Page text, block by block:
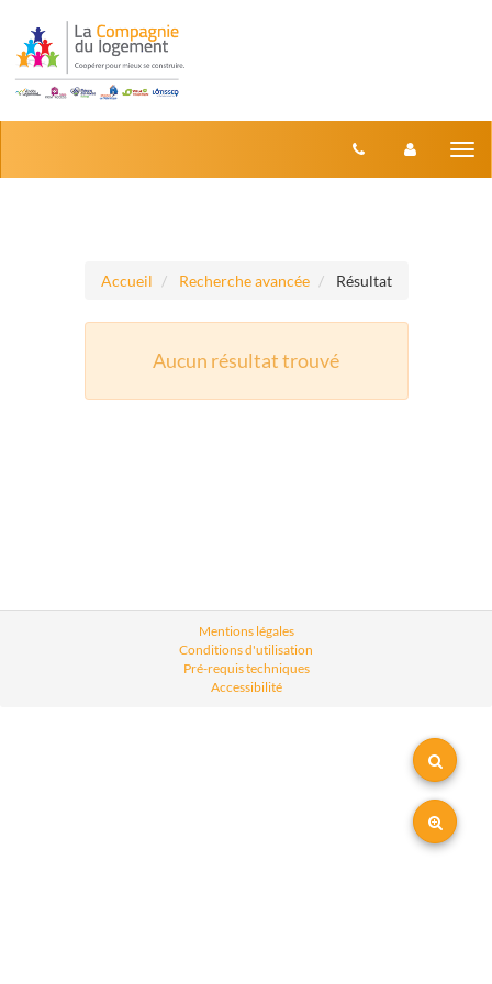
Accueil Recherche avancée Résultat
Aucun résultat trouvé
Mentions légales
Conditions d'utilisation
Pré-requis techniques
Accessibilité